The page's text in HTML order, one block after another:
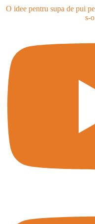
O idee pentru supa de pui
s-